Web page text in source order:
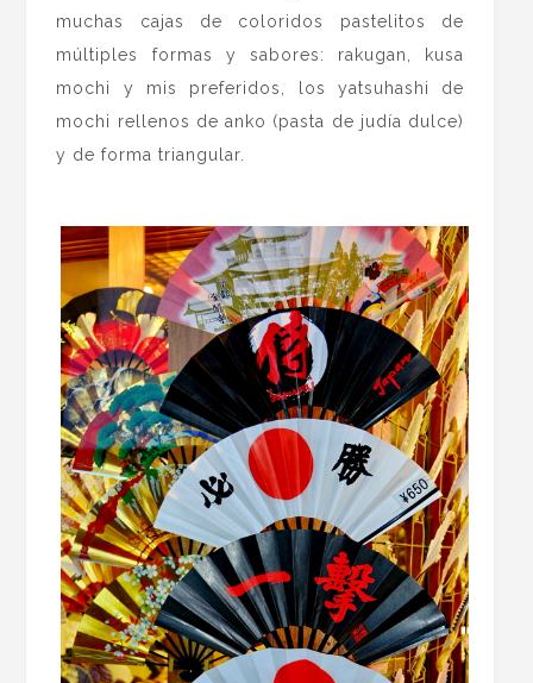
muchas cajas de coloridos pastelitos de
múltiples formas y sabores: rakugan, kusa
mochi y mis preferidos, los yatsuhashi de
mochi rellenos de anko (pasta de judía dulce)
y de forma triangular.